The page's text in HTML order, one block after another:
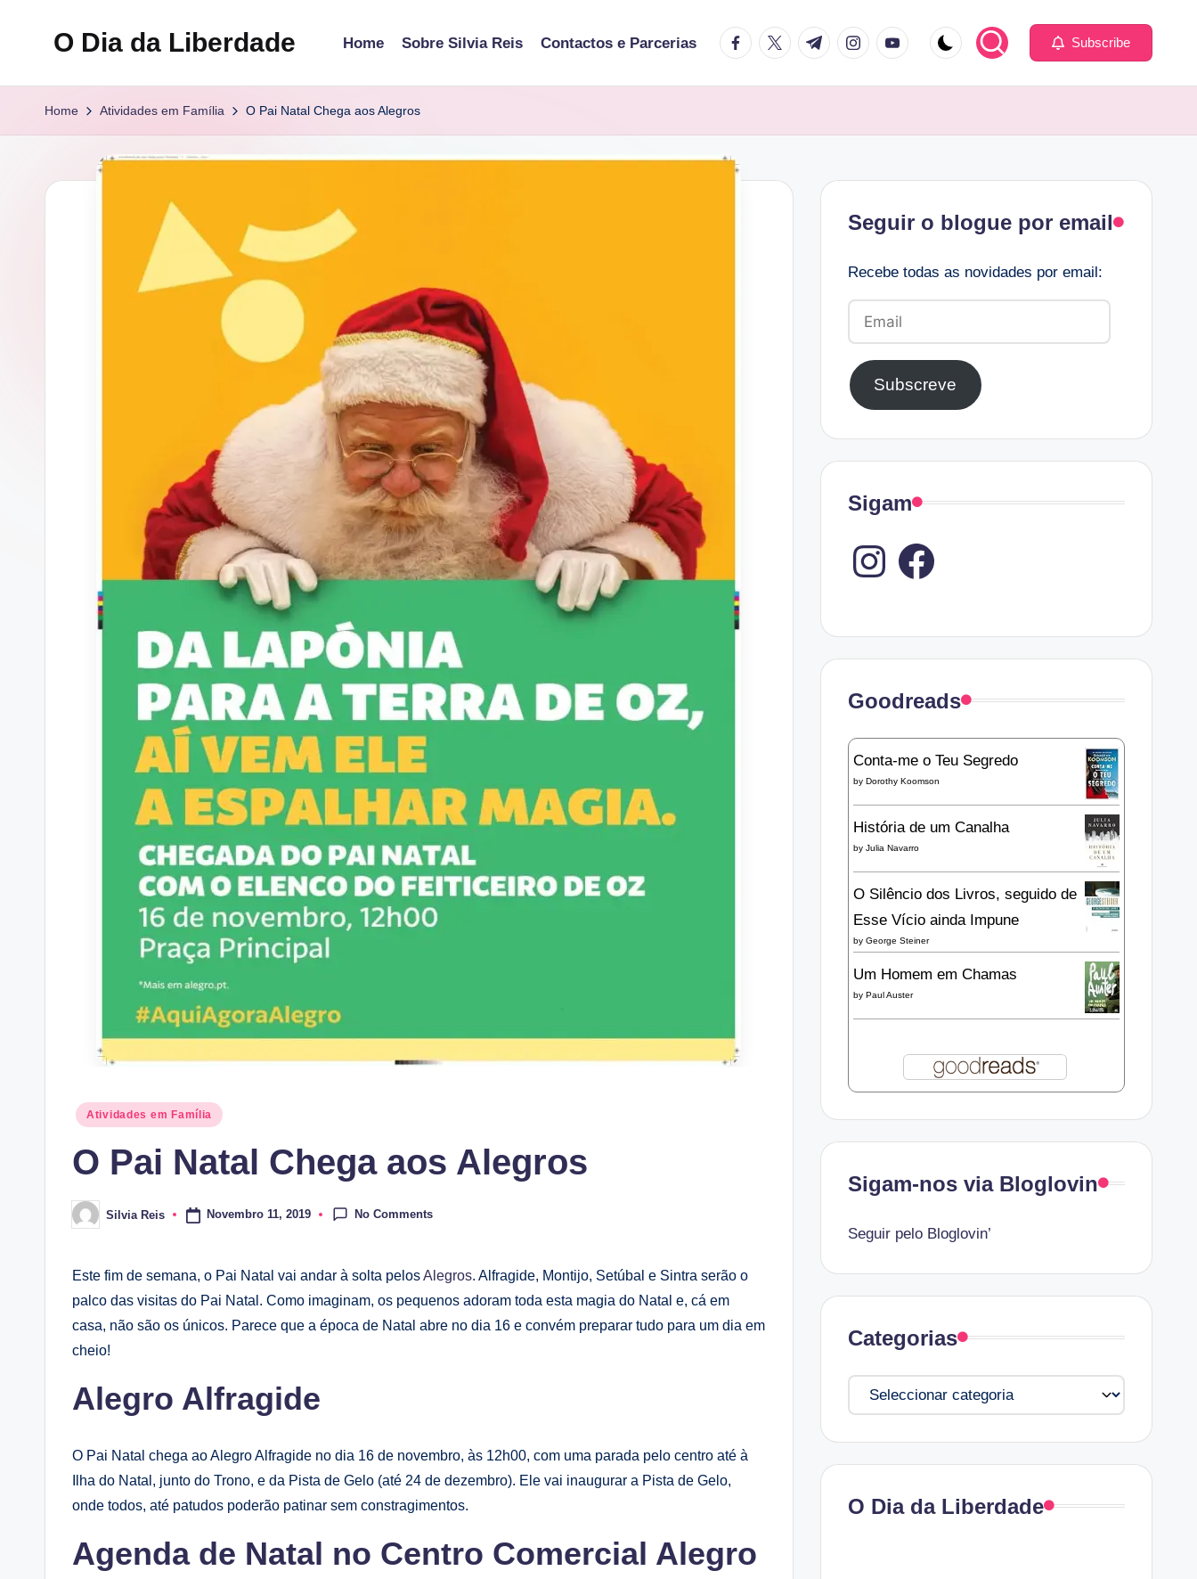
O Dia da Liberdade Home Sobre Silvia Reis Contactos e Parcerias facebook.com
twitter.com
t.me instagram.com
youtube.com Subscribe
Home Atividades em Família O Pai Natal Chega aos Alegros
Posted
Atividades em Família
O Pai Natal Chega aos Alegros
Posted
by
Silvia Reis Novembro 11, 2019 No Comments
Este fim de semana, o Pai Natal vai andar à solta pelosAlegros. Alfragide, Montijo, Setúbal e Sintra serão o
palco das visitas do Pai Natal. Como imaginam, os pequenos adoram toda esta magia do Natal e, cá em
casa, não são os únicos. Parece que a época de Natal abre no dia 16 e convém preparar tudo para um dia em
cheio!
Alegro Alfragide
O Pai Natal chega ao Alegro Alfragide no dia 16 de novembro, às 12h00, com uma parada pelo centro até à
Ilha do Natal, junto do Trono, e da Pista de Gelo (até 24 de dezembro). Ele vai inaugurar a Pista de Gelo,
onde todos, até patudos poderão patinar sem constragimentos.
Agenda de Natal no Centro Comercial Alegro
Seguir o blogue por email
Recebe todas as novidades por email:
Email
Subscreve
Sigam
Instagram
Goodreads
Conta-me o Teu Segredo
by Dorothy Koomson
História de um Canalha
by Julia Navarro
O Silêncio dos Livros, seguido de
Esse Vício ainda Impune
by George Steiner
Um Homem em Chamas
by Paul Auster
Sigam-nos via Bloglovin
Seguir pelo Bloglovin’
Categorias
Categorias
O Dia da Liberdade